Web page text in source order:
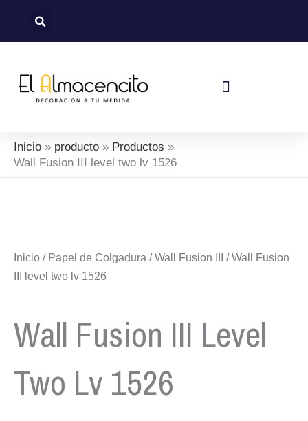
Inicio producto
Productos
Wall Fusion III level two lv 1526
Inicio / Papel de Colgadura /Wall Fusion III
/ Wall Fusion
III level two lv 1526
Wall Fusion III Level
Two Lv 1526